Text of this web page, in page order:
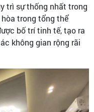
trì sự thống nhất trong
trong tổng thể
bố trí tinh tế, tạo ra
không gian rộng rãi